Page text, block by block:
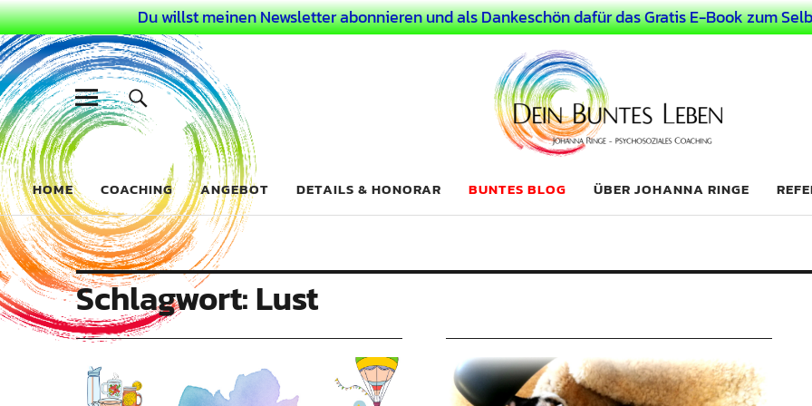
Du willst meinen Newsletter abonnieren und als Dankeschön dafür das Gratis E-Book zum
Dein Buntes Leben
COACHING FÜR DEIN BUNTES LEBEN ALS AUSSERGEWÖHNLICHER MENSCH
HOME COACHING ANGEBOT DETAILS & HONORAR BUNTES BLOG ÜBER JOHANNA RINGE
Schlagwort:Lust